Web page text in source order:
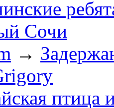
Сочи
→
птица